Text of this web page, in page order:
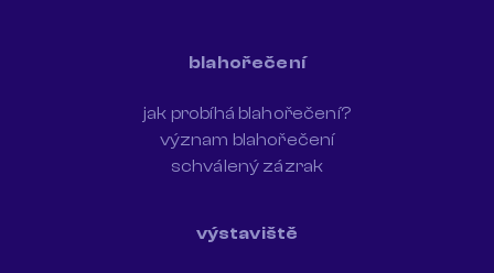
blahořečení
jak probíhá blahořečení?
význam blahořečení
schválený zázrak
výstaviště